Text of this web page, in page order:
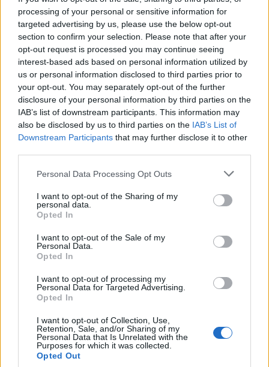
processing of your personal or sensitive information for
targeted advertising by us, please use the below opt-out
section to confirm your selection. Please note that after your
opt-out request is processed you may continue seeing
interest-based ads based on personal information utilized by
us or personal information disclosed to third parties prior to
your opt-out. You may separately opt-out of the further
disclosure of your personal information by third parties on the
IAB’s list of downstream participants. This information may
also be disclosed by us to third parties on the IAB’s List of
Downstream Participants that may further disclose it to other
Please note that this website/app uses one or more Google
not limited to your visit or usage behaviour. You may click to
grant or deny consent to Google and its third-party tags to
use your data for below specified purposes in below Google
consent section.
Personal Data Processing Opt Outs
I want to opt-out of the Sharing of my
personal data.
Opted In
I want to opt-out of the Sale of my
Personal Data.
Opted In
I want to opt-out of processing my
Personal Data for Targeted Advertising.
Opted In
I want to opt-out of Collection, Use,
Retention, Sale, and/or Sharing of my
Personal Data that Is Unrelated with the
Purposes for which it was collected.
Opted Out
Continuez la lecture
NEWS